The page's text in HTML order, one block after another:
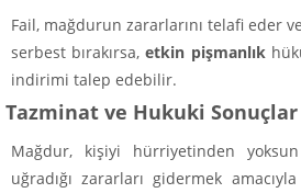
Fail, mağdurun zararlarını telafi eder
serbest bırakırsa,etkin pişmanlık
indirimi talep edebilir.
Tazminat ve Hukuki Sonuçlar
Mağdur, kişiyi hürriyetinden
uğradığı zararları gidermek